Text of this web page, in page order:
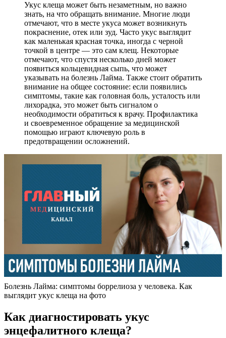
Укус клеща может быть незаметным, но важно
знать, на что обращать внимание. Многие люди
отмечают, что в месте укуса может возникнуть
покраснение, отек или зуд. Часто укус выглядит
как маленькая красная точка, иногда с черной
точкой в центре — это сам клещ. Некоторые
отмечают, что спустя несколько дней может
появиться кольцевидная сыпь, что может
указывать на болезнь Лайма. Также стоит обратить
внимание на общее состояние: если появились
симптомы, такие как головная боль, усталость или
лихорадка, это может быть сигналом о
необходимости обратиться к врачу. Профилактика
и своевременное обращение за медицинской
помощью играют ключевую роль в
предотвращении осложнений.
Болезнь Лайма: симптомы боррелиоза у человека. Как
выглядит укус клеща на фото
Как диагностировать укус
энцефалитного клеща?